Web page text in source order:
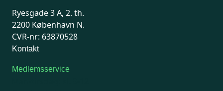
Ryesgade 3 A, 2. th.
2200 København N.
CVR-nr: 63870528
Kontakt
Medlemsservice